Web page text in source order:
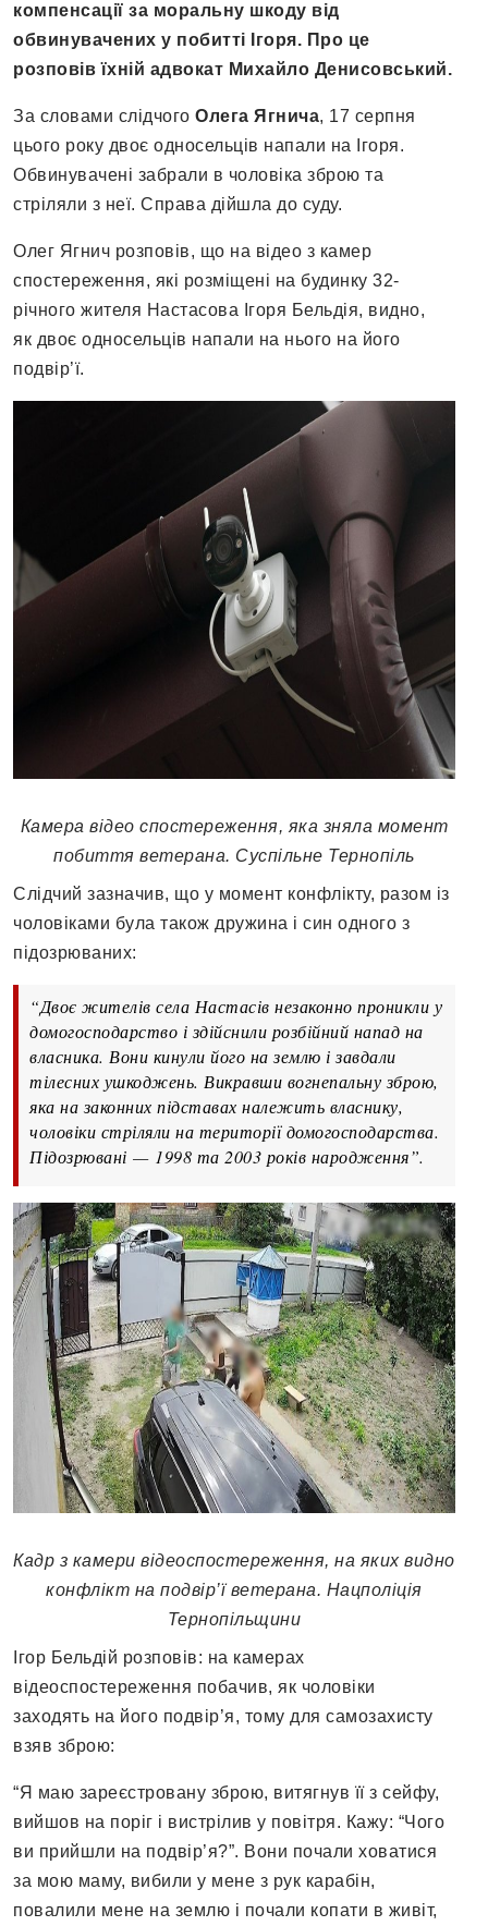
компенсації за моральну шкоду від
обвинувачених у побитті Ігоря. Про це
розповів їхній адвокат Михайло Денисовський.
За словами слідчого Олега Ягнича, 17 серпня
цього року двоє односельців напали на Ігоря.
Обвинувачені забрали в чоловіка зброю та
стріляли з неї. Справа дійшла до суду.
Олег Ягнич розповів, що на відео з камер
спостереження, які розміщені на будинку 32-
річного жителя Настасова Ігоря Бельдія, видно,
як двоє односельців напали на нього на його
подвір’ї.
Камера відео спостереження, яка зняла момент
побиття ветерана. Суспільне Тернопіль
Слідчий зазначив, що у момент конфлікту, разом із
чоловіками була також дружина і син одного з
підозрюваних:
“Двоє жителів села Настасів незаконно проникли у
домогосподарство і здійснили розбійний напад на
власника. Вони кинули його на землю і завдали
тілесних ушкоджень. Викравши вогнепальну зброю,
яка на законних підставах належить власнику,
чоловіки стріляли на території домогосподарства.
Підозрювані — 1998 та 2003 років народження”.
Кадр з камери відеоспостереження, на яких видно
конфлікт на подвір’ї ветерана. Нацполіція
Тернопільщини
Ігор Бельдій розповів: на камерах
відеоспостереження побачив, як чоловіки
заходять на його подвір’я, тому для самозахисту
взяв зброю:
“Я маю зареєстровану зброю, витягнув її з сейфу,
вийшов на поріг і вистрілив у повітря. Кажу: “Чого
ви прийшли на подвір’я?”. Вони почали ховатися
за мою маму, вибили у мене з рук карабін,
повалили мене на землю і почали копати в живіт,